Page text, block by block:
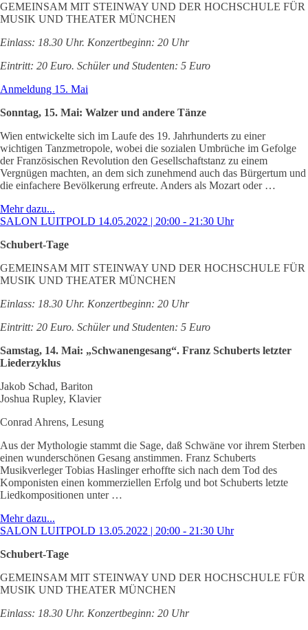
GEMEINSAM MIT STEINWAY UND DER HOCHSCHULE FÜR
MUSIK UND THEATER MÜNCHEN
Einlass: 18.30 Uhr. Konzertbeginn: 20 Uhr
Eintritt: 20 Euro. Schüler und Studenten: 5 Euro
Anmeldung 15. Mai
Sonntag, 15. Mai: Walzer und andere Tänze
Wien entwickelte sich im Laufe des 19. Jahrhunderts zu einer
wichtigen Tanzmetropole, wobei die sozialen Umbrüche im Gefolge
der Französischen Revolution den Gesellschaftstanz zu einem
Vergnügen machten, an dem sich zunehmend auch das Bürgertum und
die einfachere Bevölkerung erfreute. Anders als Mozart oder …
Mehr dazu...
SALON LUITPOLD 14.05.2022 | 20:00 - 21:30 Uhr
Schubert-Tage
GEMEINSAM MIT STEINWAY UND DER HOCHSCHULE FÜR
MUSIK UND THEATER MÜNCHEN
Einlass: 18.30 Uhr. Konzertbeginn: 20 Uhr
Eintritt: 20 Euro. Schüler und Studenten: 5 Euro
Samstag, 14. Mai: „Schwanengesang“. Franz Schuberts letzter
Liederzyklus
Jakob Schad, Bariton
Joshua Rupley, Klavier
Conrad Ahrens, Lesung
Aus der Mythologie stammt die Sage, daß Schwäne vor ihrem Sterben
einen wunderschönen Gesang anstimmen. Franz Schuberts
Musikverleger Tobias Haslinger erhoffte sich nach dem Tod des
Komponisten einen kommerziellen Erfolg und bot Schuberts letzte
Liedkompositionen unter …
Mehr dazu...
SALON LUITPOLD 13.05.2022 | 20:00 - 21:30 Uhr
Schubert-Tage
GEMEINSAM MIT STEINWAY UND DER HOCHSCHULE FÜR
MUSIK UND THEATER MÜNCHEN
Einlass: 18.30 Uhr. Konzertbeginn: 20 Uhr